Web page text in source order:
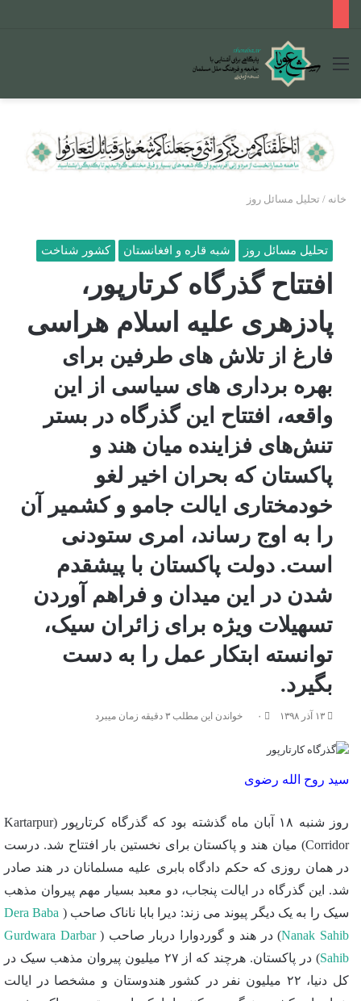
منو
خانه / تحلیل مسائل روز
تحلیل مسائل روز شبه قاره و افغانستان کشور شناخت
افتتاح گذرگاه کرتارپور،
پادزهری علیه اسلام هراسی
فارغ از تلاش های طرفین برای
بهره برداری های سیاسی از این
واقعه، افتتاح این گذرگاه در بستر
تنش‌های فزاینده میان هند و
پاکستان که بحران اخیر لغو
خودمختاری ایالت جامو و کشمیر آن
را به اوج رساند، امری ستودنی
است. دولت پاکستان با پیشقدم
شدن در این میدان و فراهم آوردن
تسهیلات ویژه برای زائران سیک،
توانسته ابتکار عمل را به دست
بگیرد.
۱۳ آذر ۱۳۹۸ ۰ خواندن این مطلب ۳ دقیقه زمان میبرد
سید روح الله رضوی
روز شنبه ۱۸ آبان ماه گذشته بود که گذرگاه کرتارپور (Kartarpur
Corridor) میان هند و پاکستان برای نخستین بار افتتاح شد. درست
در همان روزی که حکم دادگاه بابری علیه مسلمانان در هند صادر
شد. این گذرگاه در ایالت پنجاب، دو معبد بسیار مهم پیروان مذهب
سیک را به یک دیگر پیوند می زند: دیرا بابا ناناک صاحب ( Dera Baba
Nanak Sahib) در هند و گوردوارا دربار صاحب (Gurdwara Darbar
Sahib
) در پاکستان. هرچند که از ۲۷ میلیون پیروان مذهب سیک در
کل دنیا، ۲۲ میلیون نفر در کشور هندوستان و مشخصا در ایالت